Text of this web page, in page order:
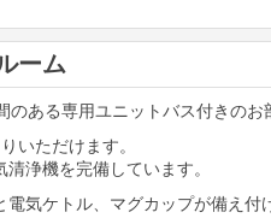
ーム
のある専用ユニットバス付きのお
いただけます。
浄機を完備しています。
電気ケトル、マグカップが備え付